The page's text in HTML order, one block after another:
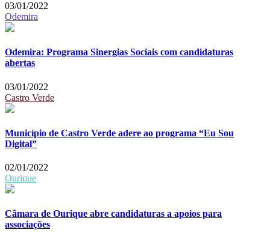
03/01/2022
Odemira
Odemira: Programa Sinergias Sociais com candidaturas
abertas
03/01/2022
Castro Verde
Município de Castro Verde adere ao programa “Eu Sou
Digital”
02/01/2022
Ourique
Câmara de Ourique abre candidaturas a apoios para
associações